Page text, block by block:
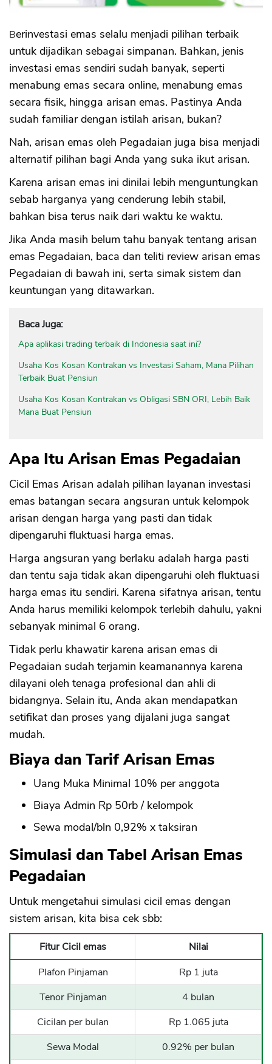
Berinvestasi emas selalu menjadi pilihan terbaik
untuk dijadikan sebagai simpanan. Bahkan, jenis
investasi emas sendiri sudah banyak, seperti
menabung emas secara online, menabung emas
secara fisik, hingga arisan emas. Pastinya Anda
sudah familiar dengan istilah arisan, bukan?
Nah, arisan emas oleh Pegadaian juga bisa menjadi
alternatif pilihan bagi Anda yang suka ikut arisan.
Karena arisan emas ini dinilai lebih menguntungkan
sebab harganya yang cenderung lebih stabil,
bahkan bisa terus naik dari waktu ke waktu.
Jika Anda masih belum tahu banyak tentang arisan
emas Pegadaian, baca dan teliti review arisan emas
Pegadaian di bawah ini, serta simak sistem dan
keuntungan yang ditawarkan.
Baca Juga:
Apa aplikasi trading terbaik di Indonesia saat ini?
Usaha Kos Kosan Kontrakan vs Investasi Saham, Mana Pilihan
Terbaik Buat Pensiun
Usaha Kos Kosan Kontrakan vs Obligasi SBN ORI, Lebih Baik
Mana Buat Pensiun
Apa Itu Arisan Emas Pegadaian
Cicil Emas Arisan adalah pilihan layanan investasi
emas batangan secara angsuran untuk kelompok
arisan dengan harga yang pasti dan tidak
dipengaruhi fluktuasi harga emas.
Harga angsuran yang berlaku adalah harga pasti
dan tentu saja tidak akan dipengaruhi oleh fluktuasi
harga emas itu sendiri. Karena sifatnya arisan, tentu
Anda harus memiliki kelompok terlebih dahulu, yakni
sebanyak minimal 6 orang.
Tidak perlu khawatir karena arisan emas di
Pegadaian sudah terjamin keamanannya karena
dilayani oleh tenaga profesional dan ahli di
bidangnya. Selain itu, Anda akan mendapatkan
setifikat dan proses yang dijalani juga sangat
mudah.
Biaya dan Tarif Arisan Emas
Uang Muka Minimal 10% per anggota
Biaya Admin Rp 50rb / kelompok
Sewa modal/bln 0,92% x taksiran
Simulasi dan Tabel Arisan Emas
Pegadaian
Untuk mengetahui simulasi cicil emas dengan
sistem arisan, kita bisa cek sbb:
Fitur Cicil emas
Nilai
Plafon Pinjaman
Rp 1 juta
Tenor Pinjaman
4 bulan
Cicilan per bulan
Rp 1.065 juta
Sewa Modal
0.92% per bulan